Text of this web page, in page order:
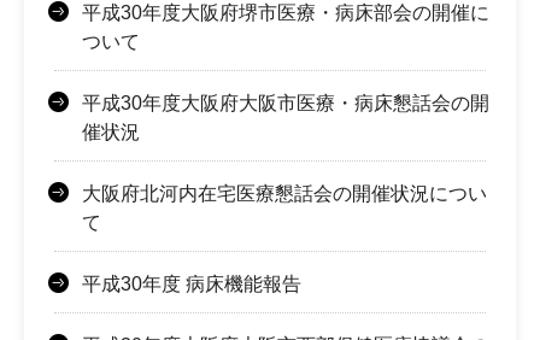
平成30年度大阪府堺市医療・病床部会の開催に
ついて
平成30年度大阪府大阪市医療・病床懇話会の開
催状況
大阪府北河内在宅医療懇話会の開催状況につい
て
平成30年度 病床機能報告